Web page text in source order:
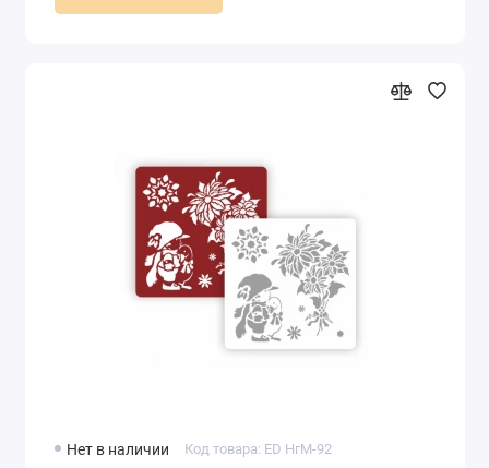
Нет в наличии Код товара: ED НгМ-92